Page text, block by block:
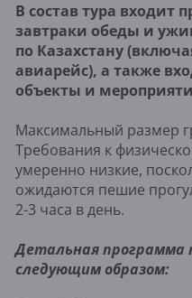
В состав тура входит
завтраки обеды и
по Казахстану
авиарейс), а также
объекты и
Максимальный размер
Требования к
умеренно низкие,
ожидаются пешие
2-3 часа в день.
Детальная программа
следующим образом: